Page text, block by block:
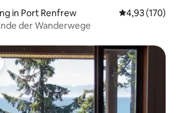
in Port Renfrew
4,93 (170)
der Wanderwege